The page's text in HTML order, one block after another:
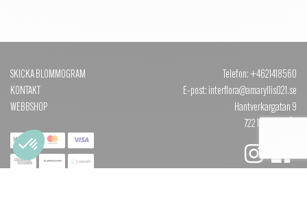
SKICKA BLOMMOGRAM
KONTAKT
WEBBSHOP
Telefon: +4621418560
E-post: interflora@amaryllis021.se
Hantverkargatan 9
722 12 VÄSTERÅS